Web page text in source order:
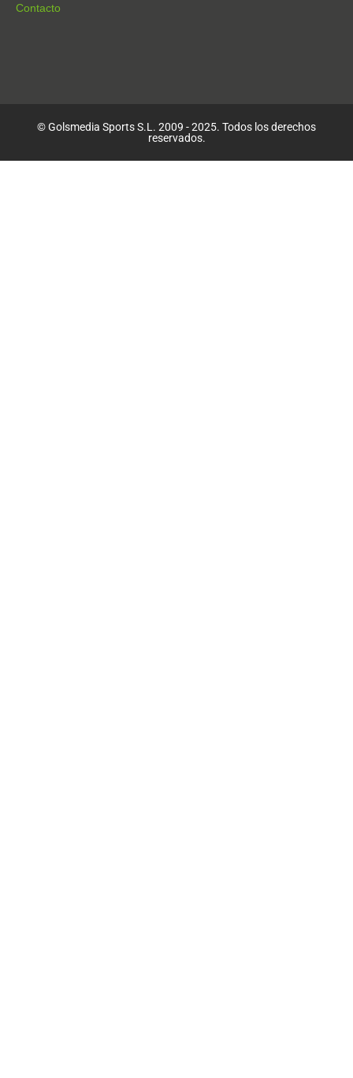
Contacto
© Golsmedia Sports S.L. 2009 - 2025. Todos los derechos
reservados.